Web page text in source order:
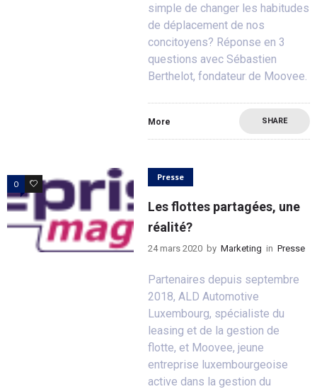
simple de changer les habitudes
de déplacement de nos
concitoyens? Réponse en 3
questions avec Sébastien
Berthelot, fondateur de Moovee.
More SHARE
0 0
Presse
Les flottes partagées, une
réalité?
24 mars 2020 by Marketing in Presse
Partenaires depuis septembre
2018, ALD Automotive
Luxembourg, spécialiste du
leasing et de la gestion de
flotte, et Moovee, jeune
entreprise luxembourgeoise
active dans la gestion du